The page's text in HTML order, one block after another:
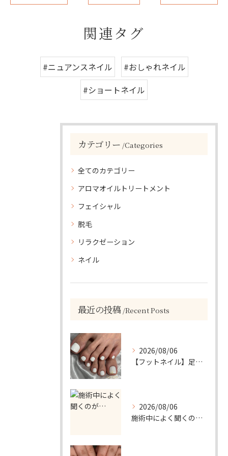
関連タグ
#ニュアンスネイル
#おしゃれネイル
#ショートネイル
カテゴリー Categories
全てのカテゴリー
アロマオイルトリートメント
フェイシャル
脱毛
リラクゼーション
ネイル
最近の投稿 Recent Posts
2026/08/06
【フットネイル】足元がパッと映える！ホワイトワンカラーネイル
2026/08/06
施術中によく聞くのが…